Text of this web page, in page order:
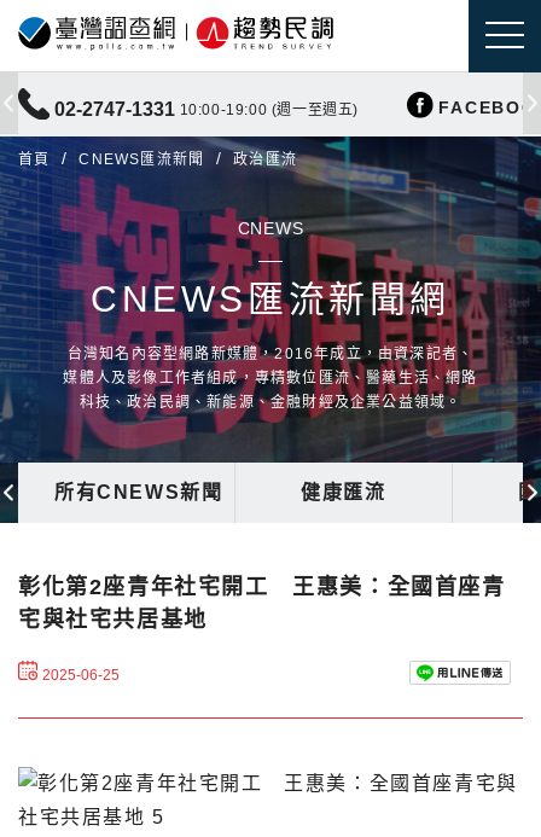
02-2747-1331 10:00-19:00 (週一至週五)
首頁 CNEWS匯流新聞 政治匯流
CNEWS
CNEWS匯流新聞網
台灣知名內容型網路新媒體，2016年成立，由資深記者、
媒體人及影像工作者組成，專精數位匯流、醫藥生活、網路
科技、政治民調、新能源、金融財經及企業公益領域。
所有CNEWS新聞 健康匯流
彰化第2座青年社宅開工 王惠美：全國首座青
宅與社宅共居基地
2025-06-25